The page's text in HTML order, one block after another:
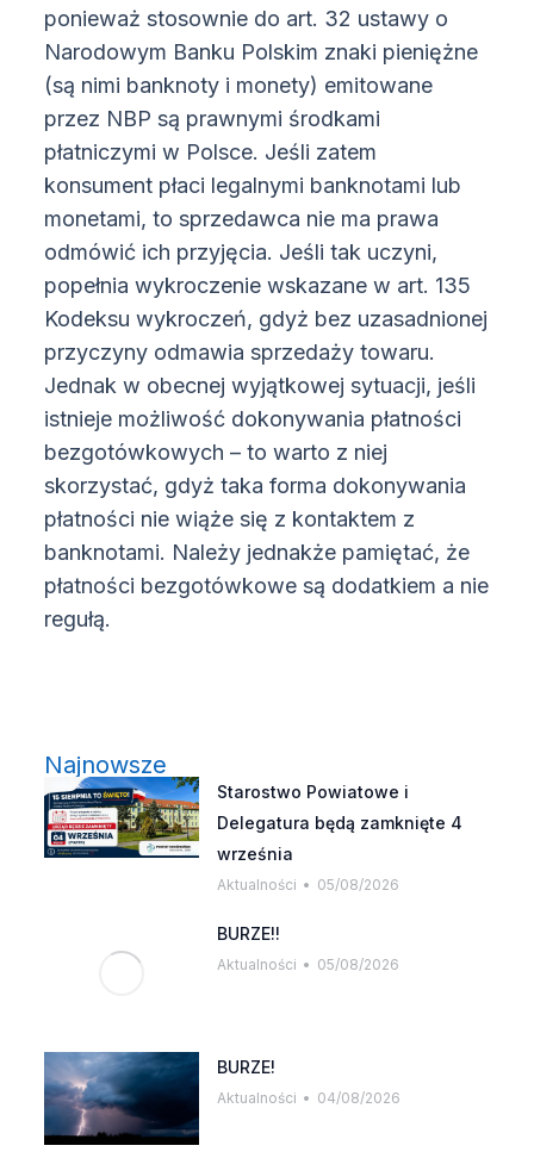
ponieważ stosownie do art. 32 ustawy o
Narodowym Banku Polskim znaki pieniężne
(są nimi banknoty i monety) emitowane
przez NBP są prawnymi środkami
płatniczymi w Polsce. Jeśli zatem
konsument płaci legalnymi banknotami lub
monetami, to sprzedawca nie ma prawa
odmówić ich przyjęcia. Jeśli tak uczyni,
popełnia wykroczenie wskazane w art. 135
Kodeksu wykroczeń, gdyż bez uzasadnionej
przyczyny odmawia sprzedaży towaru.
Jednak w obecnej wyjątkowej sytuacji, jeśli
istnieje możliwość dokonywania płatności
bezgotówkowych – to warto z niej
skorzystać, gdyż taka forma dokonywania
płatności nie wiąże się z kontaktem z
banknotami. Należy jednakże pamiętać, że
płatności bezgotówkowe są dodatkiem a nie
regułą.
Najnowsze
Starostwo Powiatowe i
Delegatura będą zamknięte 4
września
Aktualności 05/08/2026
BURZE!!
Aktualności 05/08/2026
BURZE!
Aktualności 04/08/2026